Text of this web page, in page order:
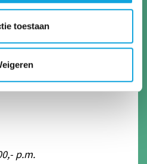
toestaan
p.m.